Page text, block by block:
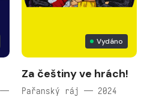
—
Vydáno
Za češtiny ve hrách!
Pařanský ráj — 2024